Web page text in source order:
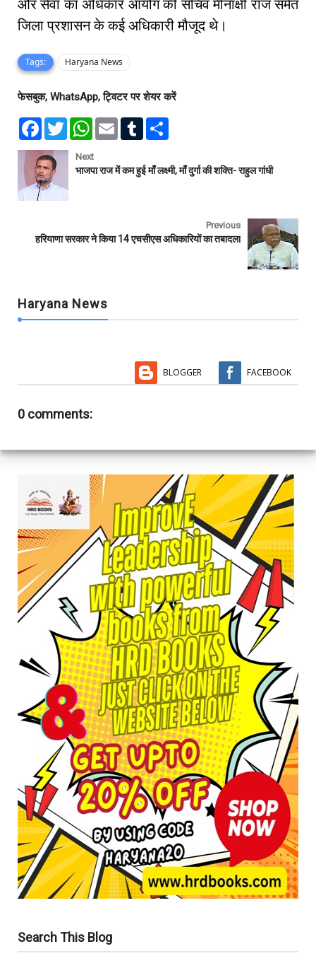
और सेवा का अधिकार आयोग की सचिव मीनाक्षी राज समेत
जिला प्रशासन के कई अधिकारी मौजूद थे।
Tags: Haryana News
फेसबुक, WhatsApp, ट्विटर पर शेयर करें
F
e
b
o
o
k
T
w
r
W
t
s
E
l
T
l
r
e
Next
भाजपा राज में कम हुई माँ लक्ष्मी, माँ दुर्गा की शक्ति- राहुल गांधी
Previous
हरियाणा सरकार ने किया 14 एचसीएस अधिकारियों का तबादला
Haryana News
BLOGGER FACEBOOK
0 comments:
Search This Blog